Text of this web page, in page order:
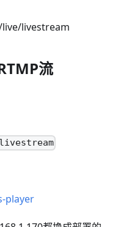
live/livestream
流
player